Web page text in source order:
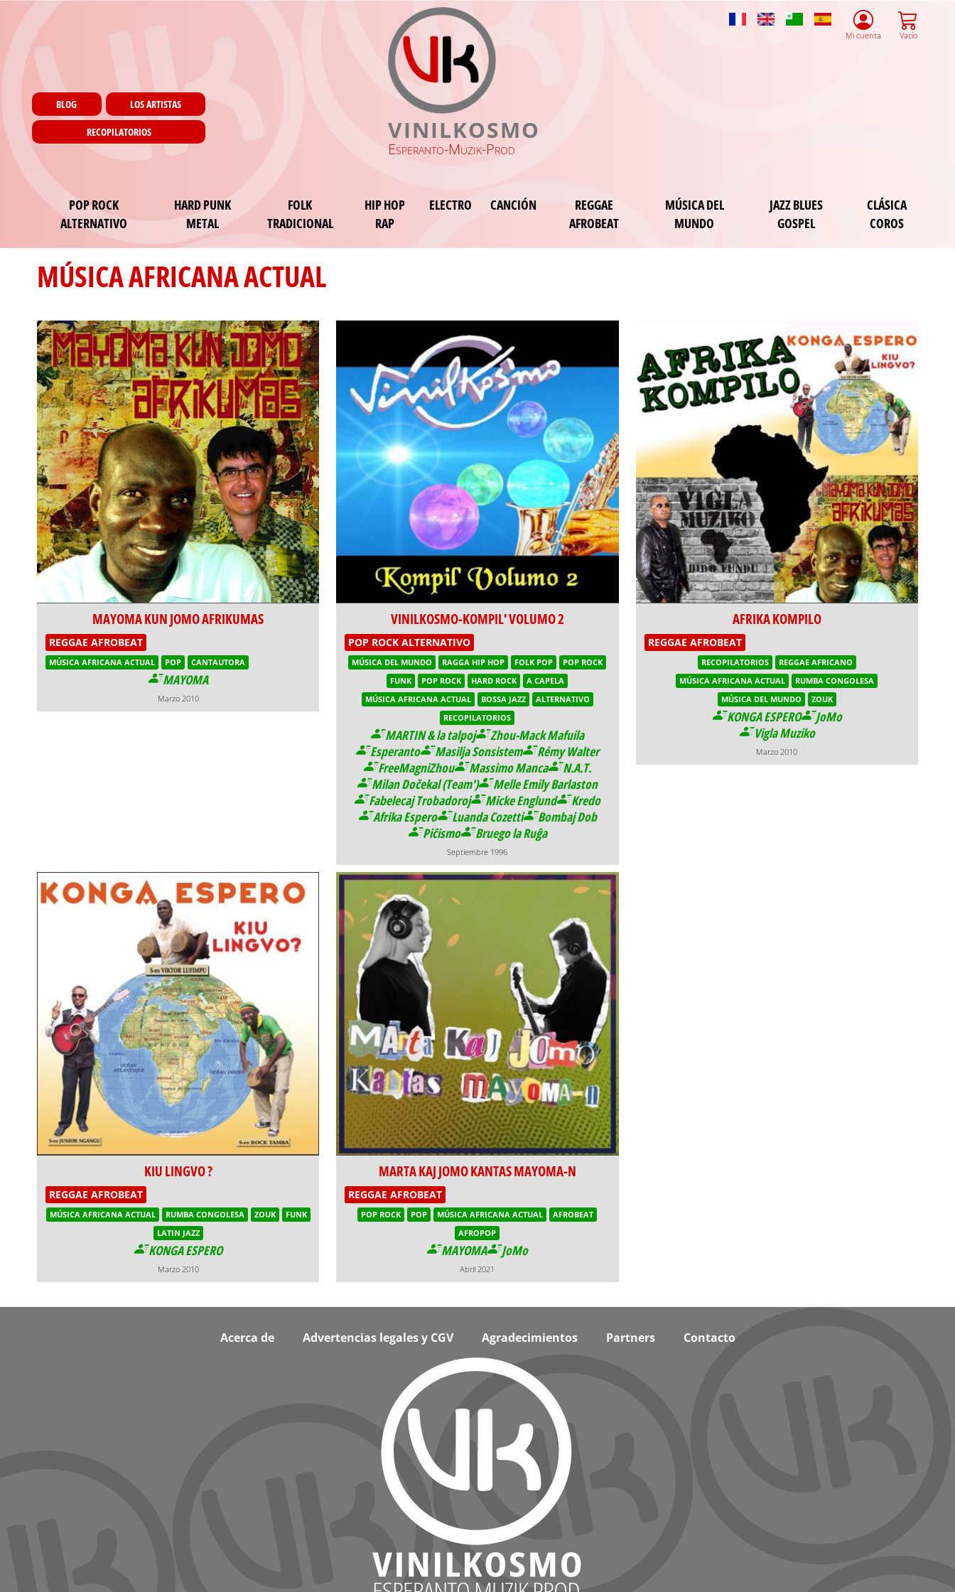
VINILKOSMO
Esperanto-Muzik-Prod
SpanishMi cuenta Vacío
PagesBLOG LOS ARTISTAS
RECOPILATORIOS
POP ROCK
ALTERNATIVO
HARD PUNK
METAL
FOLK
TRADICIONAL
HIP HOP
RAP
ELECTRO CANCIÓN
REGGAE
AFROBEAT
MÚSICA DEL
MUNDO
JAZZ BLUES
GOSPEL
CLÁSICA
COROS
MÚSICA AFRICANA ACTUAL
MAYOMA KUN JOMO AFRIKUMAS
REGGAE AFROBEAT
MÚSICA AFRICANA ACTUAL POP CANTAUTORA
MAYOMA
Marzo 2010
VINILKOSMO-KOMPIL' VOLUMO 2
POP ROCK ALTERNATIVO
MÚSICA DEL MUNDO RAGGA HIP HOP FOLK POP
POP ROCK
FUNK
POP ROCK HARD ROCK
A CAPELA
MÚSICA AFRICANA ACTUAL
BOSSA JAZZ
ALTERNATIVO
RECOPILATORIOS
MARTIN & la talpoj
Zhou-Mack Mafuila
Esperanto
Masilja Sonsistem
Rémy Walter
FreeMagniZhou
Massimo Manca
N.A.T.
Milan Dočekal (Team')
Melle Emily Barlaston
Fabelecaj Trobadoroj
Micke Englund
Kredo
Afrika Espero
Luanda Cozetti
Bombaj Dob
Piĉismo
Bruego la Ruĝa
Septiembre 1996
AFRIKA KOMPILO
REGGAE AFROBEAT
RECOPILATORIOS
REGGAE AFRICANO
MÚSICA AFRICANA ACTUAL
RUMBA CONGOLESA
MÚSICA DEL MUNDO
ZOUK
KONGA ESPERO
JoMo
Vigla Muziko
Marzo 2010
KIU LINGVO ?
REGGAE AFROBEAT
MÚSICA AFRICANA ACTUAL RUMBA CONGOLESA ZOUK
FUNK
LATIN JAZZ
KONGA ESPERO
Marzo 2010
MARTA KAJ JOMO KANTAS MAYOMA-N
REGGAE AFROBEAT
POP ROCK POP MÚSICA AFRICANA ACTUAL
AFROBEAT
AFROPOP
MAYOMA JoMo
Abril 2021
Acerca de Advertencias legales y CGV Agradecimientos Partners Contacto